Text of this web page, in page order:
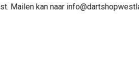
Mailen kan naar